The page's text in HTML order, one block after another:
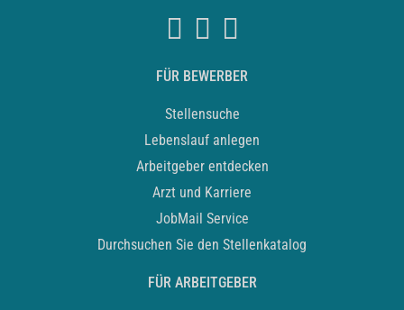
FÜR BEWERBER
Stellensuche
Lebenslauf anlegen
Arbeitgeber entdecken
Arzt und Karriere
JobMail Service
Durchsuchen Sie den Stellenkatalog
FÜR ARBEITGEBER